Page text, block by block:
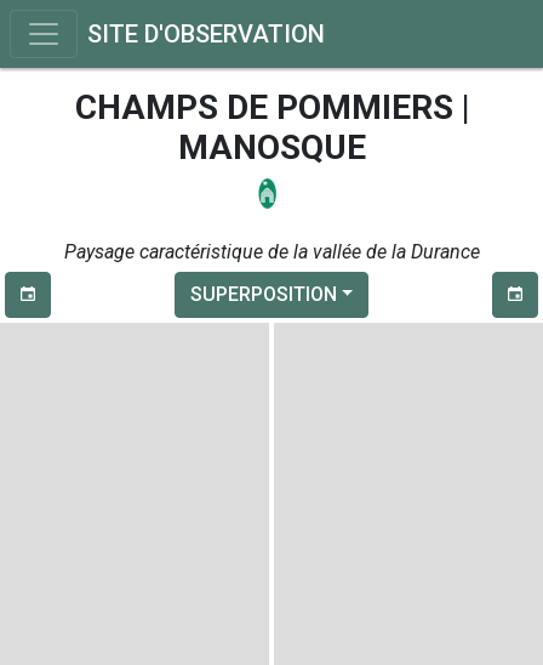
SITE D'OBSERVATION
CHAMPS DE POMMIERS |
MANOSQUE
Paysage caractéristique de la vallée de la Durance
SUPERPOSITION